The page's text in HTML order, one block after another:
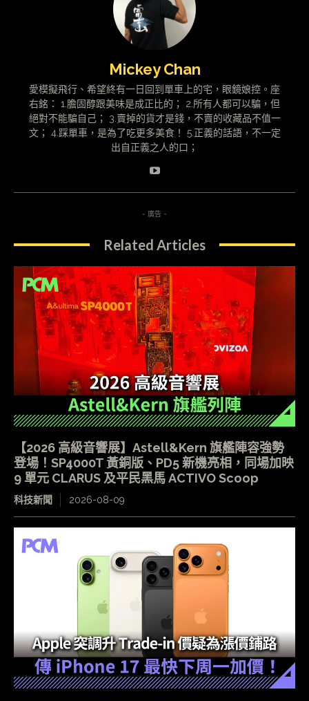
Mickey Chan
愛模擬飛行、希望終有一日回到單車上的宅，眼鏡娘控。座
右銘： 1.膽固醇跟美味是成正比的； 2.所有人都可以騙，但
絕對不能騙自己； 3.賣掉的貨才是錢，不賣的收藏品不值一
文； 4.踩單車，是為了吃更多美食！ 5.正義的話語，不一定
出自正義之人的口；
- 廣告 -
Related Articles
【2026 高級音響展】Astell&Kern 旗艦陣容強勢
登場！SP4000T 黃銅版、PD5 新機亮相，同場加映
9 單元 CLARUS 及平民黑馬 ACTIVO Scoop
科技新聞 2026-08-09